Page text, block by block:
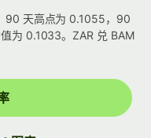
90 天高点为 0.1055，90
为 0.1033。ZAR 兑 BAM